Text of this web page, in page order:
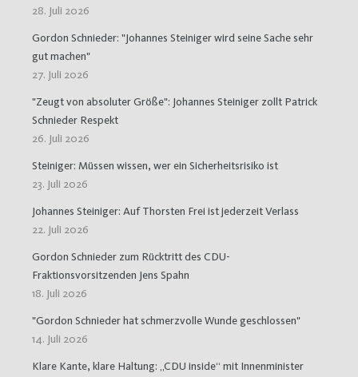
28. Juli 2026
Gordon Schnieder: "Johannes Steiniger wird seine Sache sehr
gut machen"
27. Juli 2026
"Zeugt von absoluter Größe": Johannes Steiniger zollt Patrick
Schnieder Respekt
26. Juli 2026
Steiniger: Müssen wissen, wer ein Sicherheitsrisiko ist
23. Juli 2026
Johannes Steiniger: Auf Thorsten Frei ist jederzeit Verlass
22. Juli 2026
Gordon Schnieder zum Rücktritt des CDU-
Fraktionsvorsitzenden Jens Spahn
18. Juli 2026
"Gordon Schnieder hat schmerzvolle Wunde geschlossen"
14. Juli 2026
Klare Kante, klare Haltung: „CDU inside“ mit Innenminister